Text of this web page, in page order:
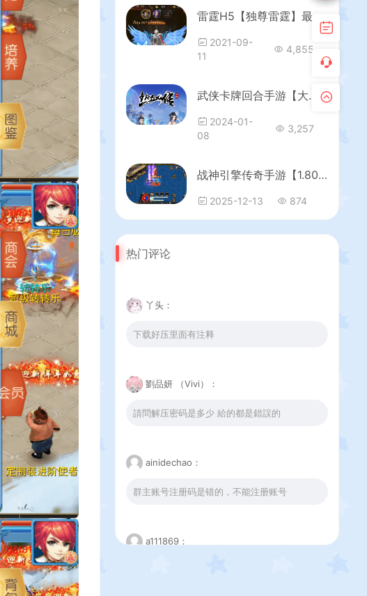
2021-09-
11
4,855
武侠卡牌回合手游【大宗师之热血Q传完整版】最新整理Win一键服务端+多区跨服+管理后台+GM授权后台+清邮件清包+安卓苹果双端+详细搭建教程
2024-01-
08
3,257
战神引擎传奇手游【1.80冰雪传奇70大陆超变版-白猪3.1】最新整理Win系特色服务端+安卓苹果双端+GM授权后台+详细搭建教程
2025-12-13 874
热门评论
丫头：
下载好压里面有注释
劉品妍 （Vivi）：
請問解压密码是多少 給的都是錯誤的
ainidechao：
群主账号注册码是错的，不能注册账号
a111869：